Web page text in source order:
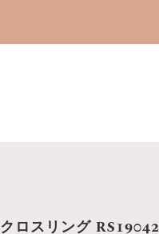
スリング RS19042